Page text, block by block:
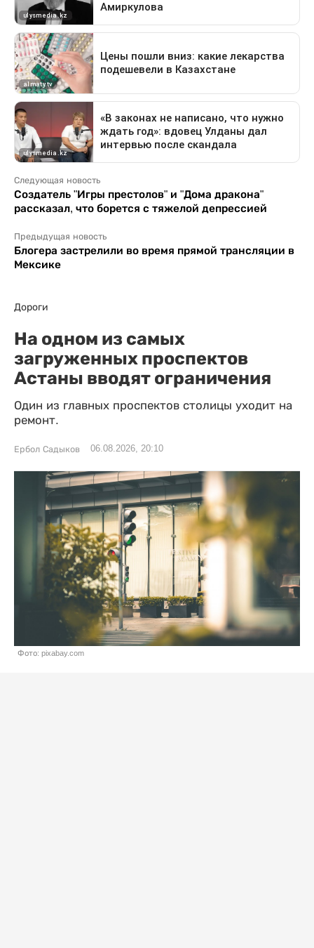
Следующая новость
Создатель "Игры престолов" и "Дома дракона"
рассказал, что борется с тяжелой депрессией
Предыдущая новость
Блогера застрелили во время прямой трансляции в
Мексике
Дороги
На одном из самых
загруженных проспектов
Астаны вводят ограничения
Один из главных проспектов столицы уходит на
ремонт.
Ербол Садыков 06.08.2026, 20:10
Фото: pixabay.com